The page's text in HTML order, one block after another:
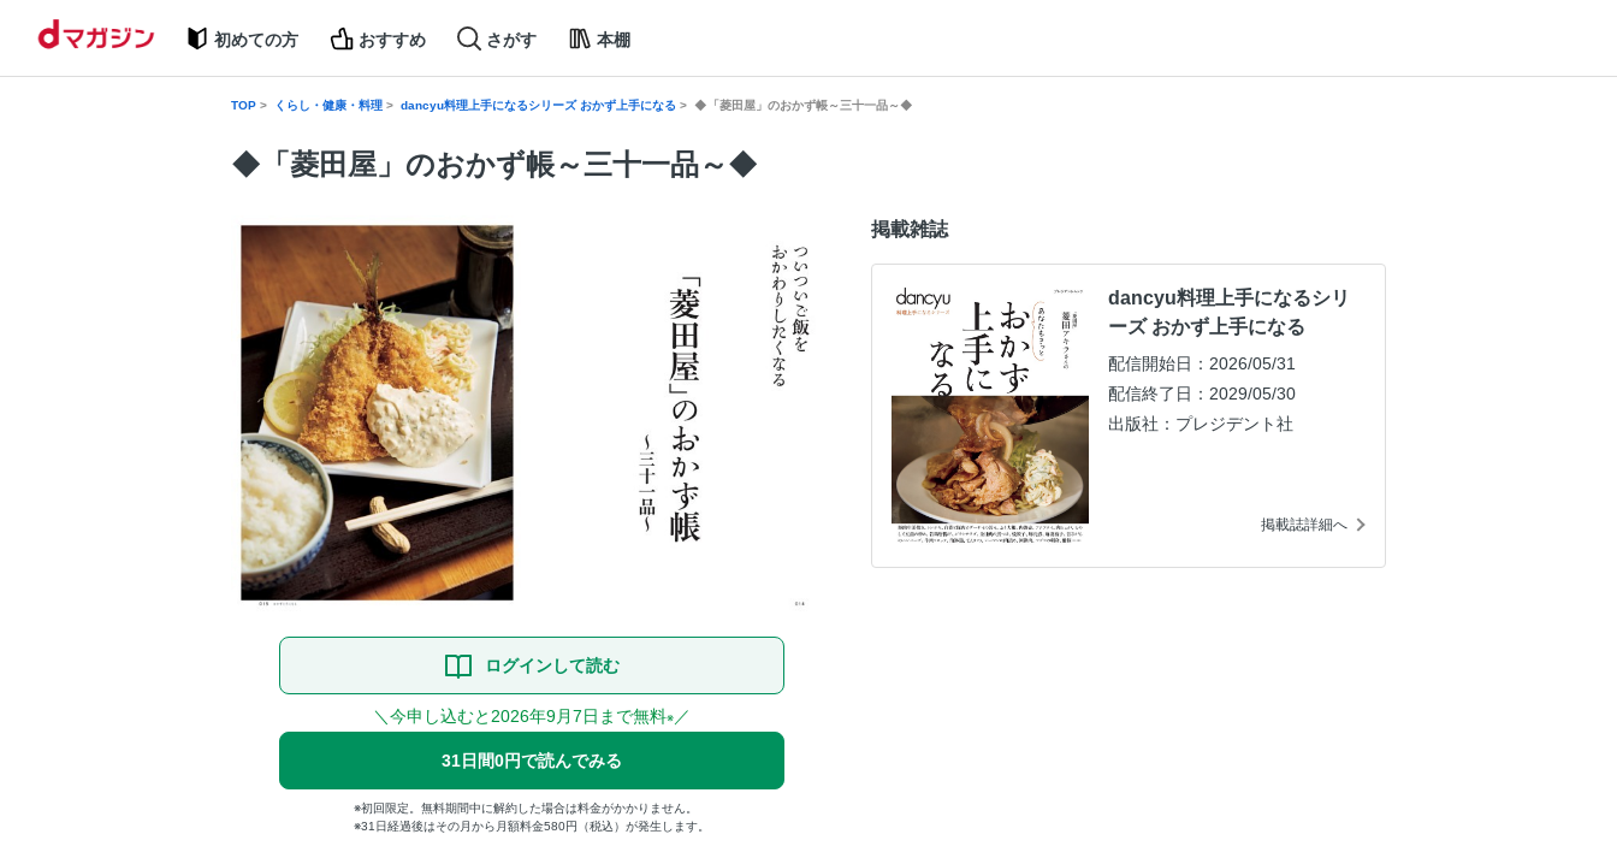
初めての方 おすすめ さがす 本棚
TOP くらし・健康・料理 dancyu料理上手になるシリーズ おかず上手になる ◆「菱田屋」のおかず帳～三十一品～◆
◆「菱田屋」のおかず帳～三十一品～◆
ログインして読む
＼今申し込むと2026年9月7日まで無料※／
31日間0円で読んでみる
初回限定。無料期間中に解約した場合は料金がかかりません。
31日経過後はその月から月額料金580円（税込）が発生します。
掲載雑誌
dancyu料理上手になるシリ
ーズ おかず上手になる
配信開始日：2026/05/31
配信終了日：2029/05/30
出版社：プレジデント社
掲載誌詳細へ